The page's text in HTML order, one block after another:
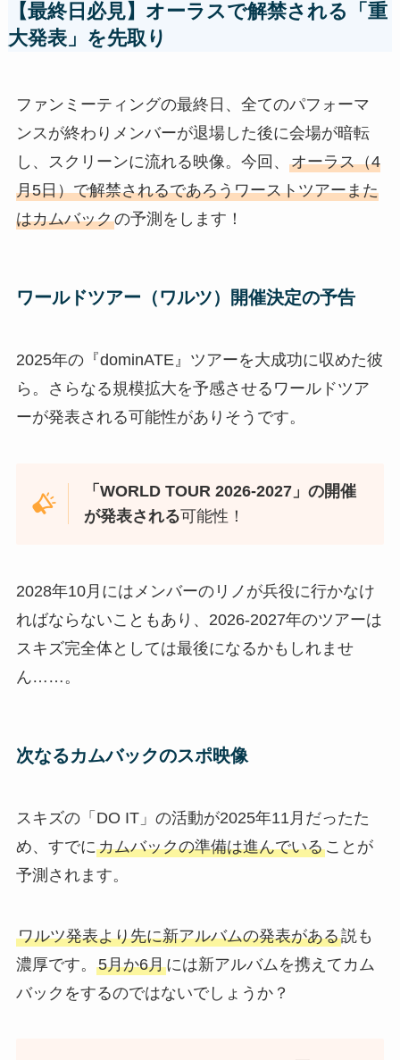
【最終日必見】オーラスで解禁される「重
大発表」を先取り
ファンミーティングの最終日、全てのパフォーマ
ンスが終わりメンバーが退場した後に会場が暗転
し、スクリーンに流れる映像。今回、 オーラス（4
月5日）で解禁されるであろうワーストツアーまた
はカムバックの予測をします！
ワールドツアー（ワルツ）開催決定の予告
2025年の『dominATE』ツアーを大成功に収めた彼
ら。さらなる規模拡大を予感させるワールドツア
ーが発表される可能性がありそうです。
「WORLD TOUR 2026-2027」の開催
が発表される可能性！
2028年10月にはメンバーのリノが兵役に行かなけ
ればならないこともあり、2026-2027年のツアーは
スキズ完全体としては最後になるかもしれませ
ん……。
次なるカムバックのスポ映像
スキズの「DO IT」の活動が2025年11月だったた
め、すでにカムバックの準備は進んでいることが
予測されます。
ワルツ発表より先に新アルバムの発表がある説も
濃厚です。 5月か6月には新アルバムを携えてカム
バックをするのではないでしょうか？